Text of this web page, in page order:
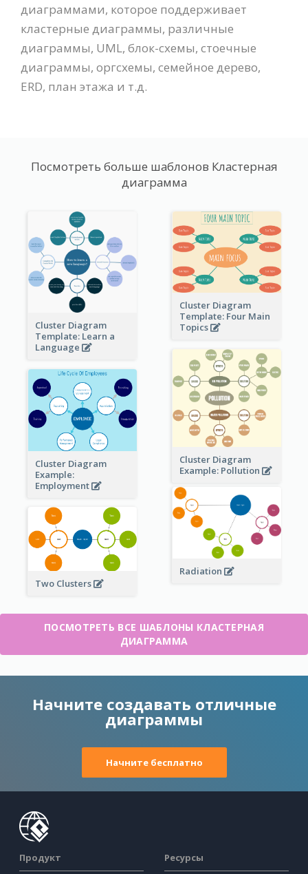
диаграммами, которое поддерживает
кластерные диаграммы, различные
диаграммы, UML, блок-схемы, стоечные
диаграммы, оргсхемы, семейное дерево,
ERD, план этажа и т.д.
Посмотреть больше шаблонов Кластерная
диаграмма
Cluster Diagram
Template: Learn a
Language
Cluster Diagram
Template: Four Main
Topics
Cluster Diagram
Example: Pollution
Cluster Diagram
Example:
Employment
Radiation
Two Clusters
ПОСМОТРЕТЬ ВСЕ ШАБЛОНЫ КЛАСТЕРНАЯ
ДИАГРАММА
Начните создавать отличные
диаграммы
Начните бесплатно
Продукт Ресурсы